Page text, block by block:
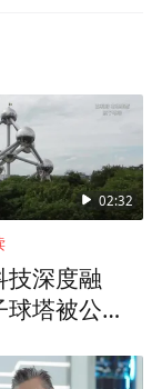
青年研究人
个前沿方向
科学发现的
下去
是怎么被发
02:32
技深度融
塔被公认